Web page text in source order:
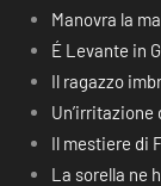
Manovra la
É Levante in
Il ragazzo
Un’irritazione
Il mestiere di
La sorella ne